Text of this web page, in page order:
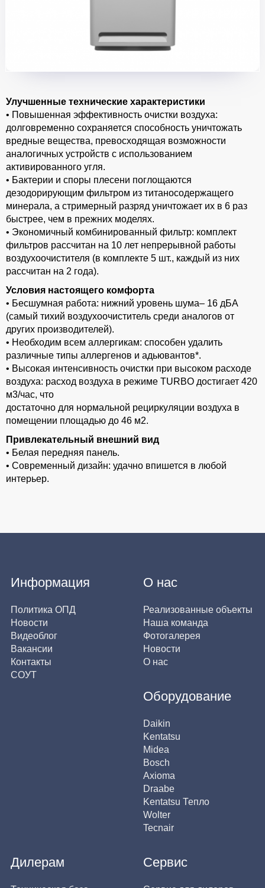
Улучшенные технические характеристики
• Повышенная эффективность очистки воздуха:
долговременно сохраняется способность уничтожать
вредные вещества, превосходящая возможности
аналогичных устройств с использованием
активированного угля.
• Бактерии и споры плесени поглощаются
дезодорирующим фильтром из титаносодержащего
минерала, а стримерный разряд уничтожает их в 6 раз
быстрее, чем в прежних моделях.
• Экономичный комбинированный фильтр: комплект
фильтров рассчитан на 10 лет непрерывной работы
воздухоочистителя (в комплекте 5 шт., каждый из них
рассчитан на 2 года).
Условия настоящего комфорта
• Бесшумная работа: нижний уровень шума– 16 дБА
(самый тихий воздухоочиститель среди аналогов от
других производителей).
• Необходим всем аллергикам: способен удалить
различные типы аллергенов и адьювантов*.
• Высокая интенсивность очистки при высоком расходе
воздуха: расход воздуха в режиме TURBO достигает 420
м3/час, что
достаточно для нормальной рециркуляции воздуха в
помещении площадью до 46 м2.
Привлекательный внешний вид
• Белая передняя панель.
• Современный дизайн: удачно впишется в любой
интерьер.
Информация
Политика ОПД
Новости
Видеоблог
Вакансии
Контакты
СОУТ
О нас
Реализованные объекты
Наша команда
Фотогалерея
Новости
О нас
Оборудование
Daikin
Kentatsu
Midea
Bosch
Axioma
Draabe
Kentatsu Тепло
Wolter
Tecnair
Дилерам Сервис